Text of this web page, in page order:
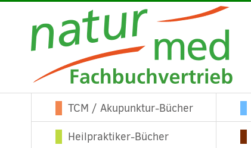
TCM / Akupunktur-Bücher
Heilpraktiker-Bücher